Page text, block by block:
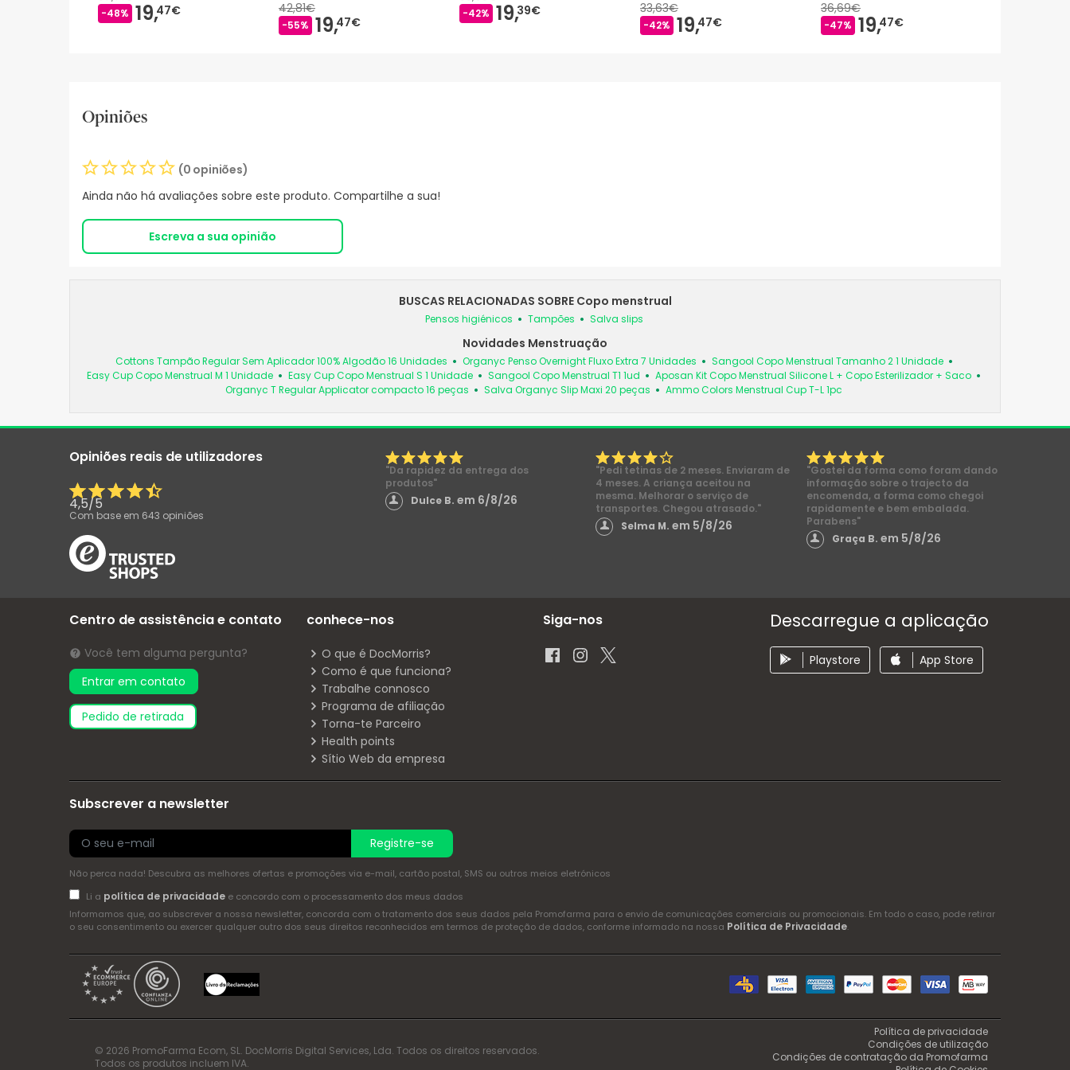
-48% 19,47€ 42,81€
-55% 19,47€
-42% 19,39€ 33,63€
-42% 19,47€
36,69€
-47% 19,47€
Opiniões
(0 opiniões)
Ainda não há avaliações sobre este produto. Compartilhe a sua!
Escreva a sua opinião
BUSCAS RELACIONADAS SOBRE Copo menstrual
Pensos higiénicos Tampões Salva slips
Novidades Menstruação
Cottons Tampão Regular Sem Aplicador 100% Algodão 16 Unidades Organyc Penso Overnight Fluxo Extra 7 Unidades
Sangool Copo Menstrual Tamanho 2 1 Unidade
Easy Cup Copo Menstrual M 1 Unidade
Easy Cup Copo Menstrual S 1 Unidade Sangool Copo Menstrual T1 1ud
Aposan Kit Copo Menstrual Silicone L + Copo Esterilizador + Saco
Organyc T Regular Applicator compacto 16 peças
Salva Organyc Slip Maxi 20 peças Ammo Colors Menstrual Cup T-L 1pc
Opiniões reais de utilizadores
4,5/5
Com base em 643 opiniões
"Da rapidez da entrega dos
produtos"
Dulce B. em 6/8/26
"Pedi tetinas de 2 meses. Enviaram de
4 meses. A criança aceitou na
mesma. Melhorar o serviço de
transportes. Chegou atrasado."
Selma M.em 5/8/26
"Gostei da forma como foram dando
informação sobre o trajecto da
encomenda, a forma como chegoi
rapidamente e bem embalada.
Parabens"
Graça B. em 5/8/26
Centro de assistência e contato
Você tem alguma pergunta?
Entrar em contato
pedido de retirada
conhece-nos
O que é DocMorris?
Como é que funciona?
Trabalhe connosco
Programa de afiliação
Torna-te Parceiro
Health points
Sítio Web da empresa
Siga-nos Descarregue a aplicação
Playstore App Store
Subscrever a newsletter
Registre-se
Não perca nada! Descubra as melhores ofertas e promoções via e-mail, cartão postal, SMS ou outros meios eletrónicos
Li a política de privacidadee concordo com o processamento dos meus dados
Informamos que, ao subscrever a nossa newsletter, concorda com o tratamento dos seus dados pela Promofarma para o envio de comunicações comerciais ou promocionais. Em todo o caso, pode retirar
o seu consentimento ou exercer qualquer outro dos seus direitos reconhecidos em termos de proteção de dados, conforme informado na nossa Política de Privacidade.
© 2026 PromoFarma Ecom, SL. DocMorris Digital Services, Lda. Todos os direitos reservados.
Todos os produtos incluem IVA.
Política de privacidade
Condições de utilização
Condições de contratação da Promofarma